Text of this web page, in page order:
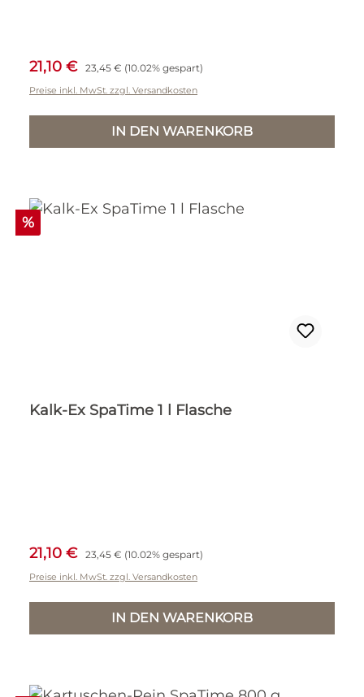
Verkaufspreis:
21,10 € Regulärer Preis:
23,45 € (10.02% gespart)
Preise inkl. MwSt. zzgl. Versandkosten
IN DEN WARENKORB
Rabatt
%
Kalk-Ex SpaTime 1 l Flasche
Verkaufspreis:
21,10 € Regulärer Preis:
23,45 € (10.02% gespart)
Preise inkl. MwSt. zzgl. Versandkosten
IN DEN WARENKORB